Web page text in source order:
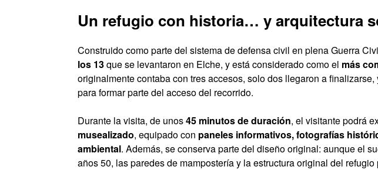
Un refugio con historia… y arquitectura
Construido como parte del sistema de defensa civil en plena Guerra
los 13que se levantaron en Elche, y está considerado como el más
originalmente contaba con tres accesos, solo dos llegaron a
para formar parte del acceso del recorrido.
Durante la visita, de unos45 minutos de duración, el visitante podrá
musealizado, equipado con paneles informativos, fotografías
ambiental. Además, se conserva parte del diseño original: aunque el
años 50, las paredes de mampostería y la estructura original del